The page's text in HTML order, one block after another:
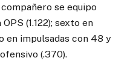
se equipo
(1.122); sexto en
en impulsadas con 48 y
(.370).